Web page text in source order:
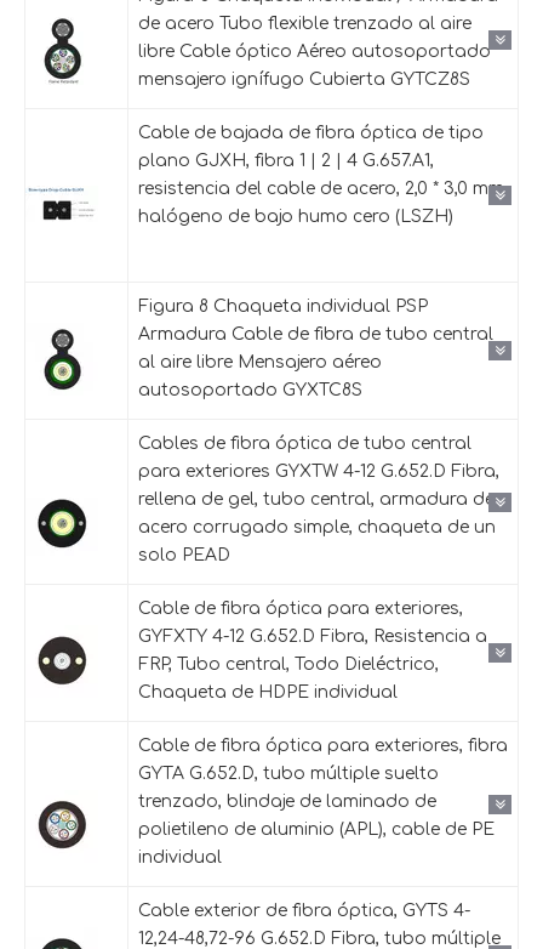
de acero Tubo flexible trenzado al aire
libre Cable óptico Aéreo autosoportado
mensajero ignífugo Cubierta GYTCZ8S
Cable de bajada de fibra óptica de tipo
plano GJXH, fibra 1 | 2 | 4 G.657.A1,
resistencia del cable de acero, 2,0 * 3,0 mm,
halógeno de bajo humo cero (LSZH)
Figura 8 Chaqueta individual PSP
Armadura Cable de fibra de tubo central
al aire libre Mensajero aéreo
autosoportado GYXTC8S
Cables de fibra óptica de tubo central
para exteriores GYXTW 4-12 G.652.D Fibra,
rellena de gel, tubo central, armadura de
acero corrugado simple, chaqueta de un
solo PEAD
Cable de fibra óptica para exteriores,
GYFXTY 4-12 G.652.D Fibra, Resistencia a
FRP, Tubo central, Todo Dieléctrico,
Chaqueta de HDPE individual
Cable de fibra óptica para exteriores, fibra
GYTA G.652.D, tubo múltiple suelto
trenzado, blindaje de laminado de
polietileno de aluminio (APL), cable de PE
individual
Cable exterior de fibra óptica, GYTS 4-
12,24-48,72-96 G.652.D Fibra, tubo múltiple